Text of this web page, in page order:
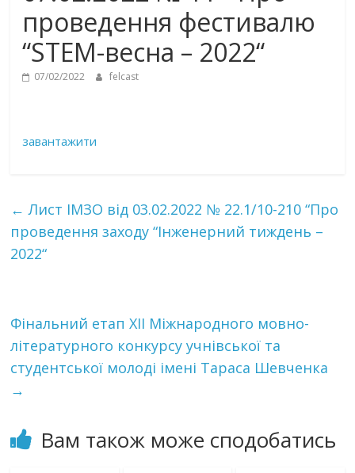
проведення фестивалю
“STEM-весна – 2022“
07/02/2022 felcast
завантажити
← Лист ІМЗО від 03.02.2022 № 22.1/10-210 “Про
проведення заходу “Інженерний тиждень –
2022“
Фінальний етап XII Міжнародного мовно-
літературного конкурсу учнівської та
студентської молоді імені Тараса Шевченка
→
Вам також може сподобатись